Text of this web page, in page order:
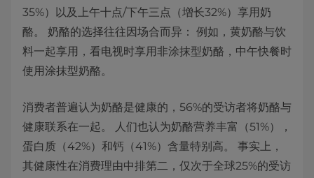
35%）以及上午十点/下午三点（增长32%）享用奶
酪。 奶酪的选择往往因场合而异： 例如，黄奶酪与饮
料一起享用，看电视时享用非涂抹型奶酪，中午快餐时
使用涂抹型奶酪。
消费者普遍认为奶酪是健康的，56%的受访者将奶酪与
健康联系在一起。 人们也认为奶酪营养丰富（51%），
蛋白质（42%）和钙（41%）含量特别高。 事实上，
其健康性在消费理由中排第二，仅次于全球25%的受访